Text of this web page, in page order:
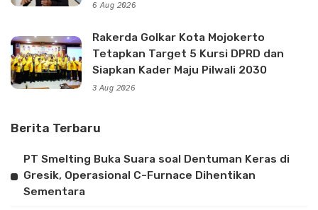
6 Aug 2026
Rakerda Golkar Kota Mojokerto
Tetapkan Target 5 Kursi DPRD dan
Siapkan Kader Maju Pilwali 2030
3 Aug 2026
Berita Terbaru
PT Smelting Buka Suara soal Dentuman Keras di
Gresik, Operasional C-Furnace Dihentikan
Sementara